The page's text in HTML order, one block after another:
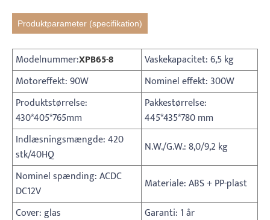
Produktparameter (specifikation)
Modelnummer:XPB65-8
Vaskekapacitet: 6,5 kg
Motoreffekt: 90W
Nominel effekt: 300W
Produktstørrelse:
430*405*765mm
Pakkestørrelse:
445*435*780 mm
Indlæsningsmængde: 420
stk/40HQ
N.W./G.W.: 8,0/9,2 kg
Nominel spænding: ACDC
DC12V
Materiale: ABS + PP-plast
Cover: glas
Garanti: 1 år